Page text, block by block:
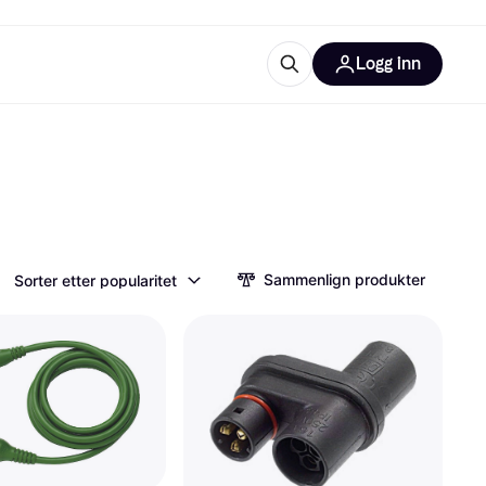
Logg inn
Sorter etter popularitet Sammenlign produkter